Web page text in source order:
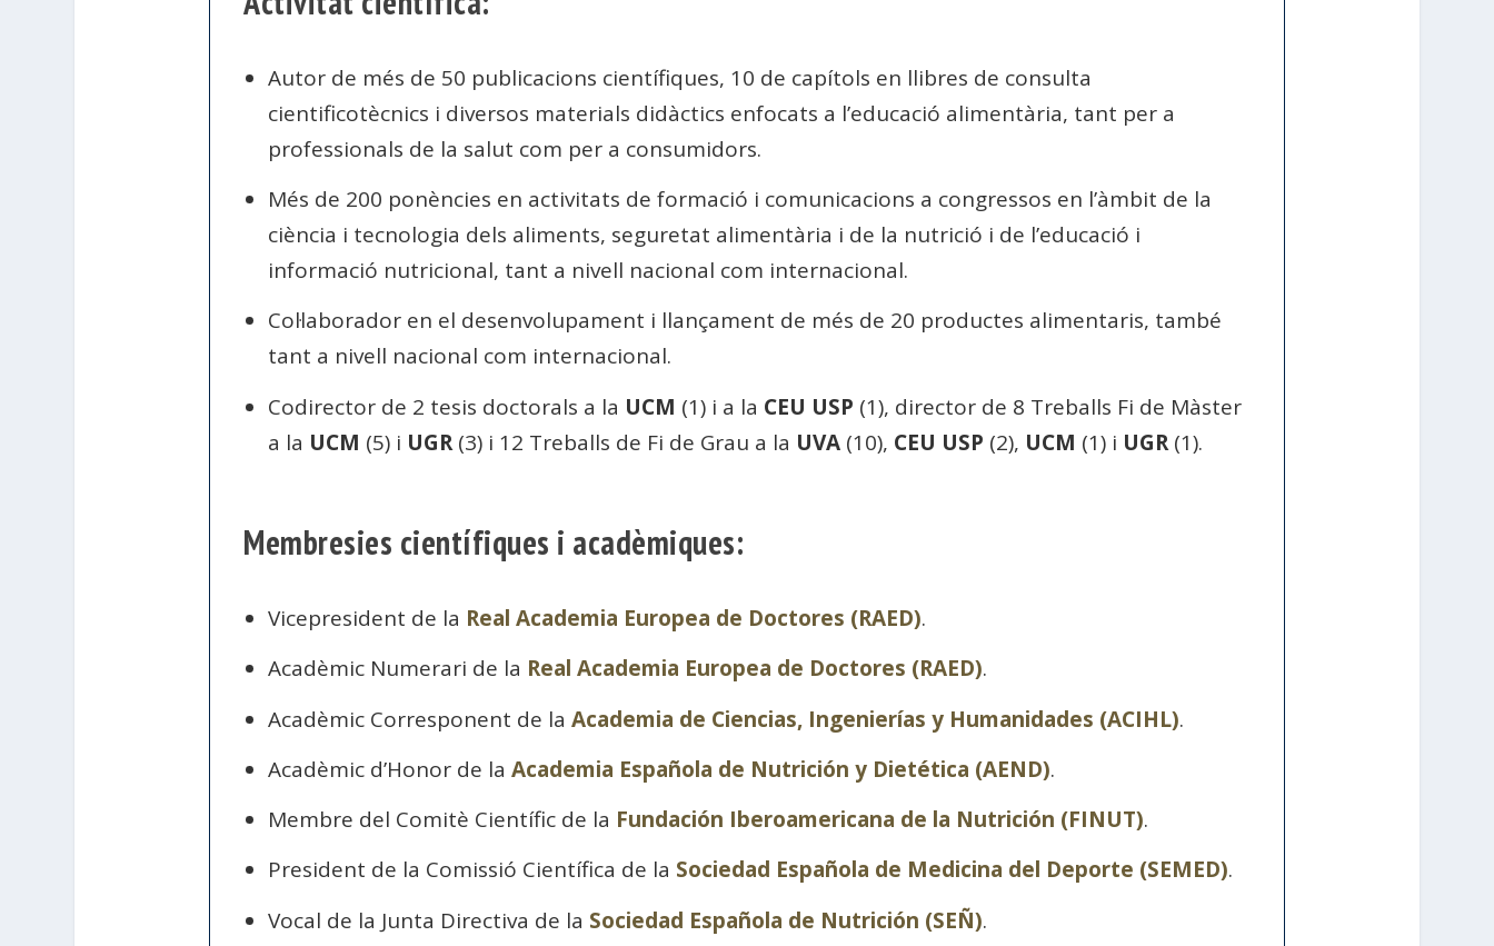
Autor de més de 50 publicacions científiques, 10 de capítols en llibres de consulta
cientificotècnics i diversos materials didàctics enfocats a l’educació alimentària, tant per a
professionals de la salut com per a consumidors.
Més de 200 ponències en activitats de formació i comunicacions a congressos en l’àmbit de la
ciència i tecnologia dels aliments, seguretat alimentària i de la nutrició i de l’educació i
informació nutricional, tant a nivell nacional com internacional.
Col·laborador en el desenvolupament i llançament de més de 20 productes alimentaris, també
tant a nivell nacional com internacional.
Codirector de 2 tesis doctorals a la UCM (1) i a la CEU USP (1), director de 8 Treballs Fi de Màster
a la UCM (5) i UGR(3) i 12 Treballs de Fi de Grau a la UVA(10), CEU USP (2), UCM (1) i UGR(1).
Membresies científiques i acadèmiques:
Vicepresident de la Real Academia Europea de Doctores (RAED).
Acadèmic Numerari de la Real Academia Europea de Doctores (RAED).
Acadèmic Corresponent de la Academia de Ciencias, Ingenierías y Humanidades (ACIHL).
Acadèmic d’Honor de la Academia Española de Nutrición y Dietética (AEND).
Membre del Comitè Científic de la Fundación Iberoamericana de la Nutrición (FINUT).
President de la Comissió Científica de la Sociedad Española de Medicina del Deporte (SEMED).
Vocal de la Junta Directiva de la Sociedad Española de Nutrición (SEÑ).